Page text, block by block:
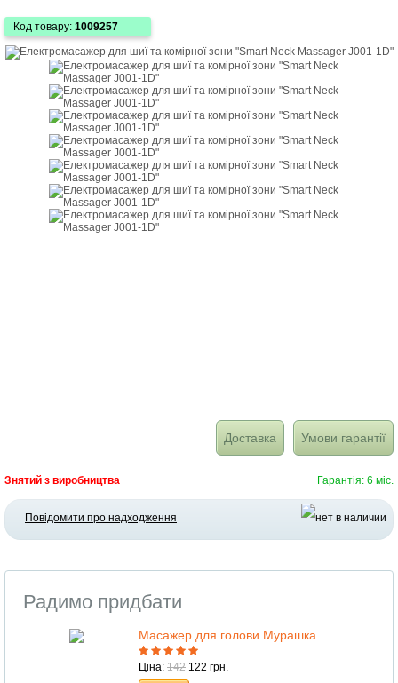
Код товару: 1009257
Доставка Умови гарантії
Знятий з виробництва Гарантія: 6 міс.
Повідомити про надходження
Радимо придбати
Масажер для голови Мурашка
Ціна: 142 122 грн.